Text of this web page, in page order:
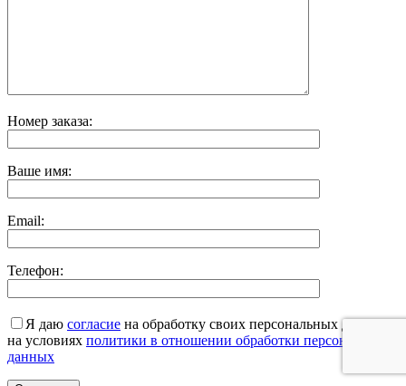
Номер заказа:
Ваше имя:
Email:
Телефон:
Я даю согласие на обработку своих персональных данных
на условиях политики в отношении обработки персональных
данных